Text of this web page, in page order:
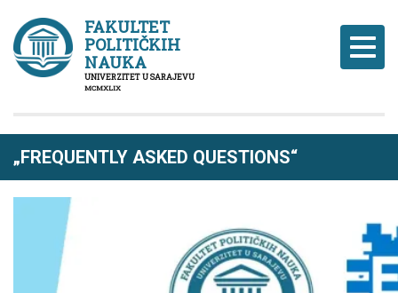
FAKULTET
POLITIČKIH
NAUKA
UNIVERZITET U SARAJEVU
MCMXLIX
„FREQUENTLY ASKED QUESTIONS“